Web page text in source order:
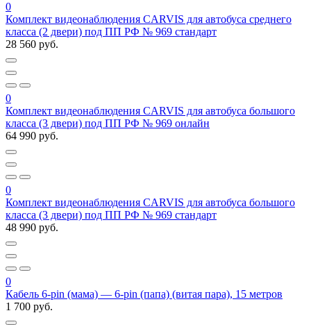
0
Комплект видеонаблюдения CARVIS для автобуса среднего
класса (2 двери) под ПП РФ № 969 стандарт
28 560 руб.
0
Комплект видеонаблюдения CARVIS для автобуса большого
класса (3 двери) под ПП РФ № 969 онлайн
64 990 руб.
0
Комплект видеонаблюдения CARVIS для автобуса большого
класса (3 двери) под ПП РФ № 969 стандарт
48 990 руб.
0
Кабель 6-pin (мама) — 6-pin (папа) (витая пара), 15 метров
1 700 руб.